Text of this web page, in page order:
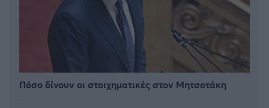
Πόσο δίνουν οι στοιχηματικές στον Μητσοτάκη